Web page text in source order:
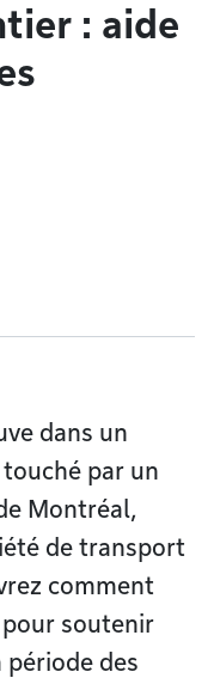
: aide
dans un
par un
Montréal,
de transport
comment
soutenir
des